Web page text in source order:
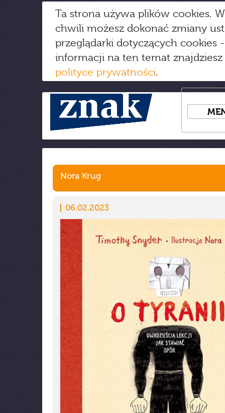
Ta strona używa plików cookies.
chwili możesz dokonać zmiany
przeglądarki dotyczących cookies
informacji na ten temat
polityce prywatności.
Nora Krug
06.02.2023